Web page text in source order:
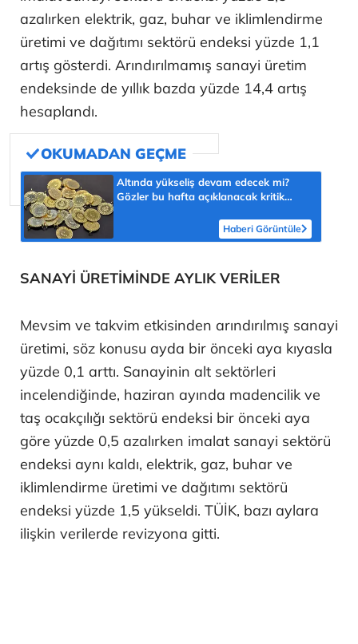
azalırken elektrik, gaz, buhar ve iklimlendirme
üretimi ve dağıtımı sektörü endeksi yüzde 1,1
artış gösterdi. Arındırılmamış sanayi üretim
endeksinde de yıllık bazda yüzde 14,4 artış
hesaplandı.
Altında yükseliş devam edecek mi?
Gözler bu hafta açıklanacak kritik
Haberi Görüntüle
SANAYİ ÜRETİMİNDE AYLIK VERİLER
Mevsim ve takvim etkisinden arındırılmış sanayi
üretimi, söz konusu ayda bir önceki aya kıyasla
yüzde 0,1 arttı. Sanayinin alt sektörleri
incelendiğinde, haziran ayında madencilik ve
taş ocakçılığı sektörü endeksi bir önceki aya
göre yüzde 0,5 azalırken imalat sanayi sektörü
endeksi aynı kaldı, elektrik, gaz, buhar ve
iklimlendirme üretimi ve dağıtımı sektörü
endeksi yüzde 1,5 yükseldi. TÜİK, bazı aylara
ilişkin verilerde revizyona gitti.